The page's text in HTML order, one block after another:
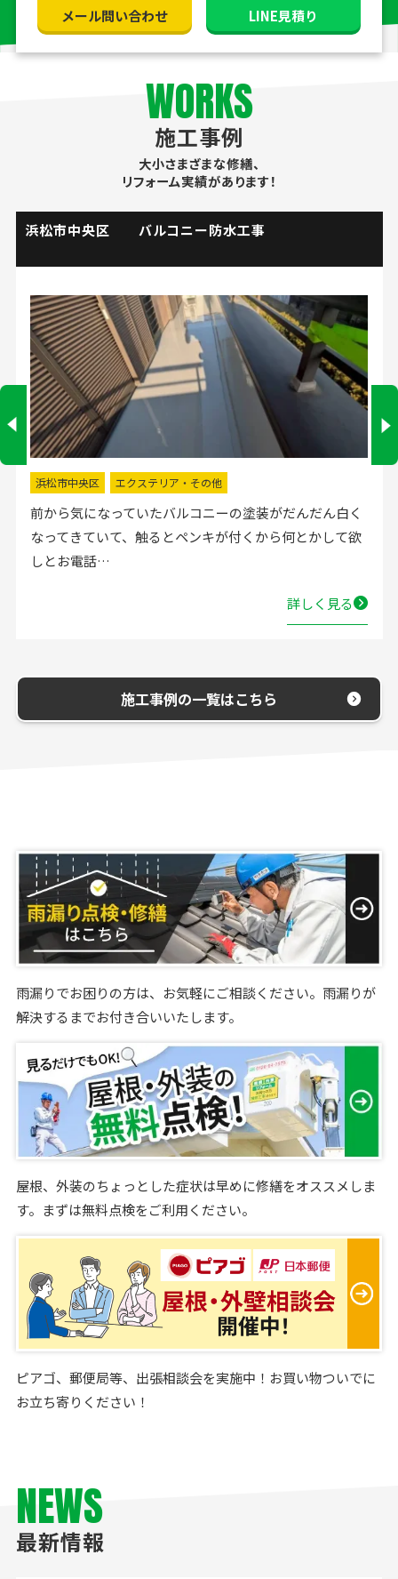
メール問い合わせ LINE見積り
WORKS
施工事例
大小さまざまな修繕、
リフォーム実績があります！
掛川市 流し台水栓取替工事
掛川市 水回りリフォーム
流し台の水栓が壊れたので直してほしいと弊社にお電話
いただきました。確認した所、水栓の吐水が落ちたよう
で取替する…
詳しく見る
施工事例の一覧はこちら
雨漏りでお困りの方は、お気軽にご相談ください。雨漏りが
解決するまでお付き合いいたします。
屋根、外装のちょっとした症状は早めに修繕をオススメしま
す。まずは無料点検をご利用ください。
ピアゴ、郵便局等、出張相談会を実施中！お買い物ついでに
お立ち寄りください！
NEWS
最新情報